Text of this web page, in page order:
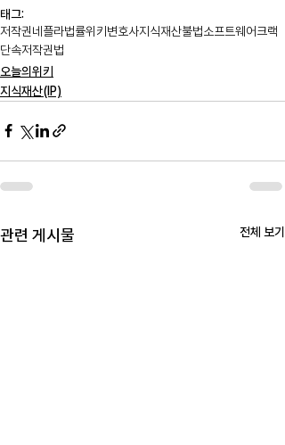
태그:
저작권네플라법률위키 변호사지식재산불법소프트웨어크랙
단속저작권법
오늘의위키
지식재산(IP)
관련 게시물 전체 보기